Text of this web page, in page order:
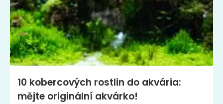
10 kobercových rostlin do akvária:
mějte originální akvárko!